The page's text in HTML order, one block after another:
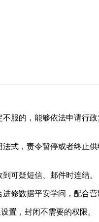
的，能够依法申请行政
，责令暂停或者终止供
可疑短信、邮件时连结。
数据平安学问，配合营
，封闭不需要的权限。